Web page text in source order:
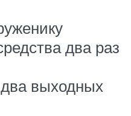
два раз
выходных